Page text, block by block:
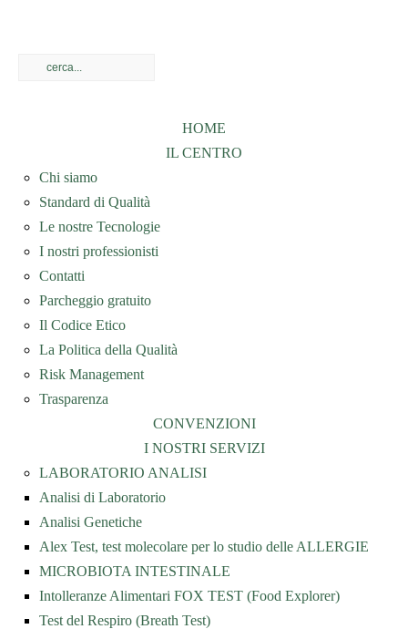
HOME
IL CENTRO
Chi siamo
Standard di Qualità
Le nostre Tecnologie
I nostri professionisti
Contatti
Parcheggio gratuito
Il Codice Etico
La Politica della Qualità
Risk Management
Trasparenza
CONVENZIONI
I NOSTRI SERVIZI
LABORATORIO ANALISI
Analisi di Laboratorio
Analisi Genetiche
Alex Test, test molecolare per lo studio delle ALLERGIE
MICROBIOTA INTESTINALE
Intolleranze Alimentari FOX TEST (Food Explorer)
Test del Respiro (Breath Test)